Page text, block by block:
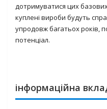
дотримуватися цих
куплені вироби будуть
упродовж багатьох років,
потенціал.
інформаційна